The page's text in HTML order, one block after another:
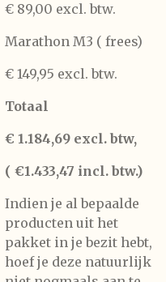
€ 89,00 excl. btw.
Marathon M3 ( frees)
€ 149,95 excl. btw.
Totaal
€ 1.184,69 excl. btw,
( €1.433,47 incl. btw.)
Indien je al bepaalde
producten uit het
pakket in je bezit hebt,
hoef je deze natuurlijk